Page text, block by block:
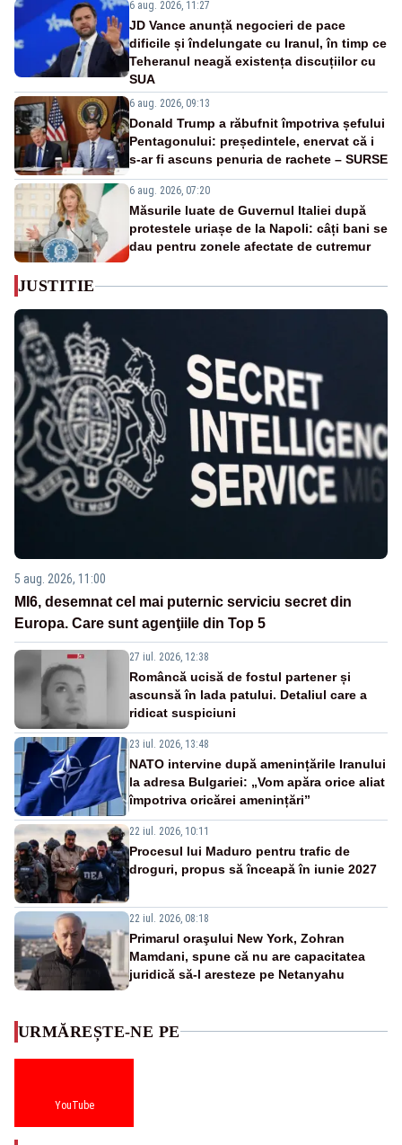
6 aug. 2026, 11:27
JD Vance anunță negocieri de pace
dificile și îndelungate cu Iranul, în timp ce
Teheranul neagă existența discuțiilor cu
SUA
6 aug. 2026, 09:13
Donald Trump a răbufnit împotriva șefului
Pentagonului: președintele, enervat că i
s-ar fi ascuns penuria de rachete – SURSE
6 aug. 2026, 07:20
Măsurile luate de Guvernul Italiei după
protestele uriașe de la Napoli: câți bani se
dau pentru zonele afectate de cutremur
JUSTITIE
5 aug. 2026, 11:00
MI6, desemnat cel mai puternic serviciu secret din
Europa. Care sunt agenţiile din Top 5
27 iul. 2026, 12:38
Româncă ucisă de fostul partener și
ascunsă în lada patului. Detaliul care a
ridicat suspiciuni
23 iul. 2026, 13:48
NATO intervine după amenințările Iranului
la adresa Bulgariei: „Vom apăra orice aliat
împotriva oricărei amenințări”
22 iul. 2026, 10:11
Procesul lui Maduro pentru trafic de
droguri, propus să înceapă în iunie 2027
22 iul. 2026, 08:18
Primarul oraşului New York, Zohran
Mamdani, spune că nu are capacitatea
juridică să-l aresteze pe Netanyahu
URMĂREȘTE-NE PE
YouTube